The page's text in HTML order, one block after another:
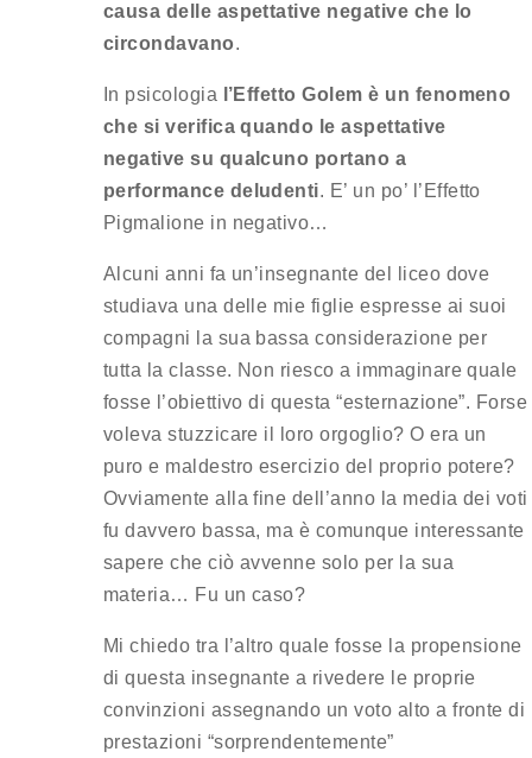
causa delle aspettative negative che lo
circondavano.
In psicologia
l’Effetto Golem è un fenomeno
che si verifica quando le aspettative
negative su qualcuno portano a
performance deludenti. E’ un po’ l’Effetto
Pigmalione in negativo…
Alcuni anni fa un’insegnante del liceo dove
studiava una delle mie figlie espresse ai suoi
compagni la sua bassa considerazione per
tutta la classe. Non riesco a immaginare quale
fosse l’obiettivo di questa “esternazione”. Forse
voleva stuzzicare il loro orgoglio? O era un
puro e maldestro esercizio del proprio potere?
Ovviamente alla fine dell’anno la media dei voti
fu davvero bassa, ma è comunque interessante
sapere che ciò avvenne solo per la sua
materia… Fu un caso?
Mi chiedo tra l’altro quale fosse la propensione
di questa insegnante a rivedere le proprie
convinzioni assegnando un voto alto a fronte di
prestazioni “sorprendentemente”